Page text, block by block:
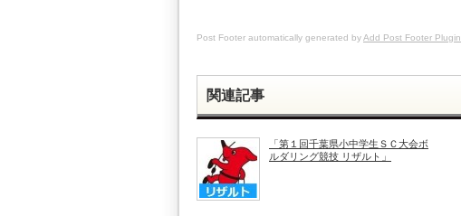
Post Footer automatically generated byAdd Post Footer Plugin
関連記事
「第１回千葉県小中学生ＳＣ大会ボ
ルダリング競技 リザルト」